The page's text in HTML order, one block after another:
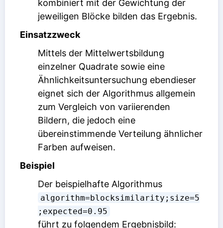
kombiniert mit der Gewichtung der
jeweiligen Blöcke bilden das Ergebnis.
Einsatzzweck
Mittels der Mittelwertsbildung
einzelner Quadrate sowie eine
Ähnlichkeitsuntersuchung ebendieser
eignet sich der Algorithmus allgemein
zum Vergleich von variierenden
Bildern, die jedoch eine
übereinstimmende Verteilung ähnlicher
Farben aufweisen.
Beispiel
Der beispielhafte Algorithmus
algorithm=blocksimilarity;size=5
;expected=0.95
führt zu folgendem Ergebnisbild: